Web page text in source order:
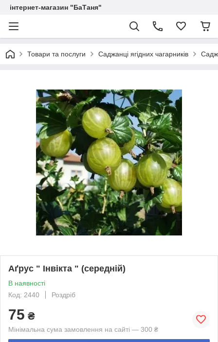
інтернет-магазин "БаТаня"
Товари та послуги Саджанці ягідних чагарників
Аґрус " Інвікта " (середній)
В наявності
Код: 2440
Роздріб
75 ₴
Мінімальна сума замовлення на сайті — 300 ₴